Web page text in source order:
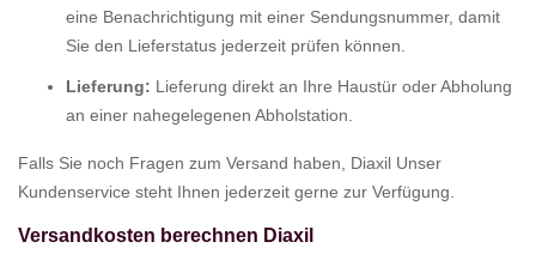
eine Benachrichtigung mit einer Sendungsnummer, damit
Sie den Lieferstatus jederzeit prüfen können.
Lieferung: Lieferung direkt an Ihre Haustür oder Abholung
an einer nahegelegenen Abholstation.
Falls Sie noch Fragen zum Versand haben, Diaxil Unser
Kundenservice steht Ihnen jederzeit gerne zur Verfügung.
Versandkosten berechnen Diaxil